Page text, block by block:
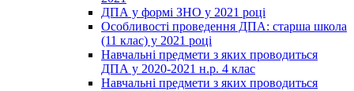
ДПА у формі ЗНО у 2021 році
Особливості проведення ДПА: старша школа
(11 клас) у 2021 році
Навчальні предмети з яких проводиться
ДПА у 2020-2021 н.р. 4 клас
Навчальні предмети з яких проводиться